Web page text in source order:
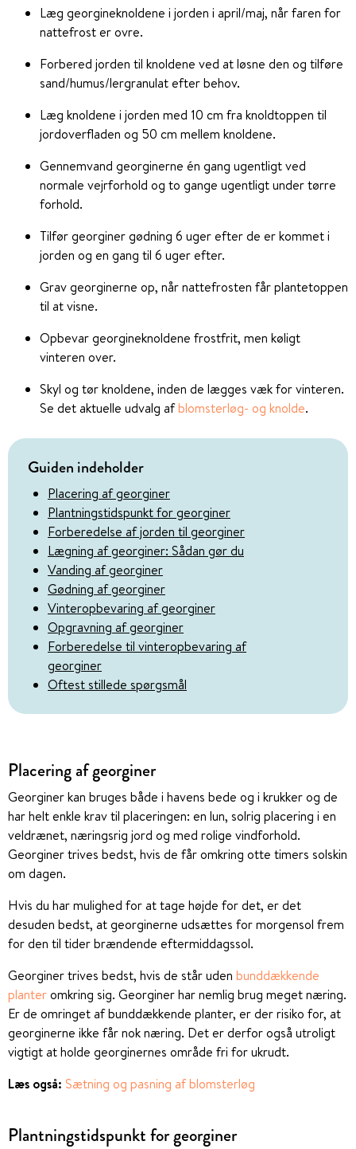
Læg georgineknoldene i jorden i april/maj, når faren for
nattefrost er ovre.
Forbered jorden til knoldene ved at løsne den og tilføre
sand/humus/lergranulat efter behov.
Læg knoldene i jorden med 10 cm fra knoldtoppen til
jordoverfladen og 50 cm mellem knoldene.
Gennemvand georginerne én gang ugentligt ved
normale vejrforhold og to gange ugentligt under tørre
forhold.
Tilfør georginer gødning 6 uger efter de er kommet i
jorden og en gang til 6 uger efter.
Grav georginerne op, når nattefrosten får plantetoppen
til at visne.
Opbevar georgineknoldene frostfrit, men køligt
vinteren over.
Skyl og tør knoldene, inden de lægges væk for vinteren.
Se det aktuelle udvalg afblomsterløg- og knolde.
Guiden indeholder
Placering af georginer
Plantningstidspunkt for georginer
Forberedelse af jorden til georginer
Lægning af georginer: Sådan gør du
Vanding af georginer
Gødning af georginer
Vinteropbevaring af georginer
Opgravning af georginer
Forberedelse til vinteropbevaring af
georginer
Oftest stillede spørgsmål
Placering af georginer
Georginer kan bruges både i havens bede og i krukker og de
har helt enkle krav til placeringen: en lun, solrig placering i en
veldrænet, næringsrig jord og med rolige vindforhold.
Georginer trives bedst, hvis de får omkring otte timers solskin
om dagen.
Hvis du har mulighed for at tage højde for det, er det
desuden bedst, at georginerne udsættes for morgensol frem
for den til tider brændende eftermiddagssol.
Georginer trives bedst, hvis de står uden bunddækkende
planteromkring sig. Georginer har nemlig brug meget næring.
Er de omringet af bunddækkende planter, er der risiko for, at
georginerne ikke får nok næring. Det er derfor også utroligt
vigtigt at holde georginernes område fri for ukrudt.
Læs også: Sætning og pasning af blomsterløg
Plantningstidspunkt for georginer